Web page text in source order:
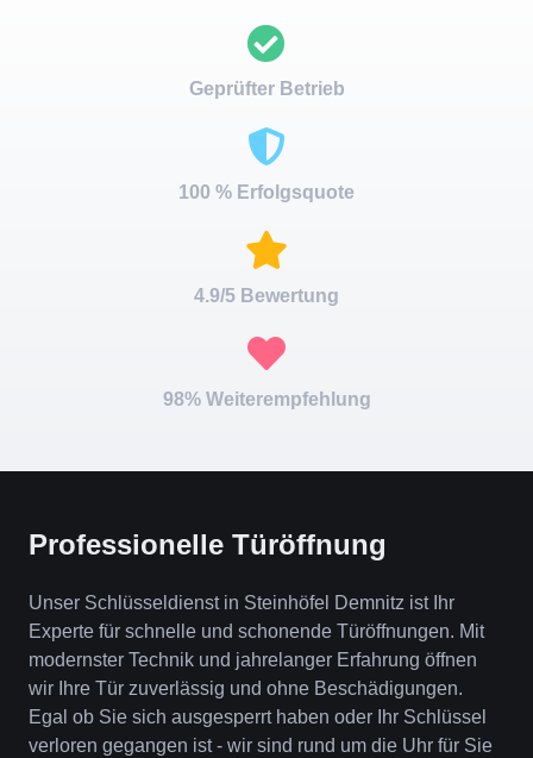
Geprüfter Betrieb
100 % Erfolgsquote
4.9/5 Bewertung
98% Weiterempfehlung
Professionelle Türöffnung
Unser Schlüsseldienst in Steinhöfel Demnitz ist Ihr
Experte für schnelle und schonende Türöffnungen. Mit
modernster Technik und jahrelanger Erfahrung öffnen
wir Ihre Tür zuverlässig und ohne Beschädigungen.
Egal ob Sie sich ausgesperrt haben oder Ihr Schlüssel
verloren gegangen ist - wir sind rund um die Uhr für Sie